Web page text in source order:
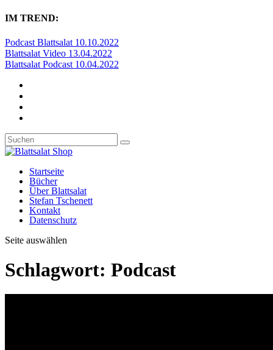
IM TREND:
Podcast Blattsalat 10.10.2022
Blattsalat Video 13.04.2022
Blattsalat Podcast 10.04.2022
Startseite
Bücher
Über Blattsalat
Stefan Tschenett
Kontakt
Datenschutz
Seite auswählen
Schlagwort: Podcast